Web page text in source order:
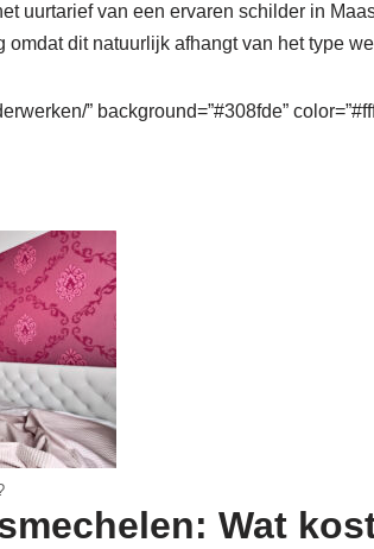
uurtarief van een ervaren schilder in
omdat dit natuurlijk afhangt van het type
” background=”#308fde”
Wat